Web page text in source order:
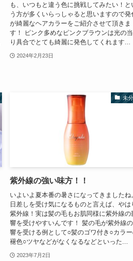
も、いつもと違う色に挑戦してみたい！と
う方が多くいらっしゃると思いますので発
が綺麗なヘアカラーをご紹介させて頂きま
す！ ピンク多めなピンクブラウンは光の
り具合でとても綺麗に発色してくれます...
2024年2月23日
未
紫外線の強い味方！！
いよいよ夏本番の暑さになってきましたね
日差しを受け気になるものと言えば、やは
紫外線！実は髪の毛もお肌同様に紫外線の
響を受けやすいんです！ 髪の毛が紫外線
響を受ける例として○髪のゴワ付き○カラ
褪色○ツヤなどがなくなるなどといった...
2023年7月2日